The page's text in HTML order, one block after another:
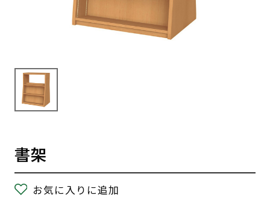
書架
お気に入りに追加